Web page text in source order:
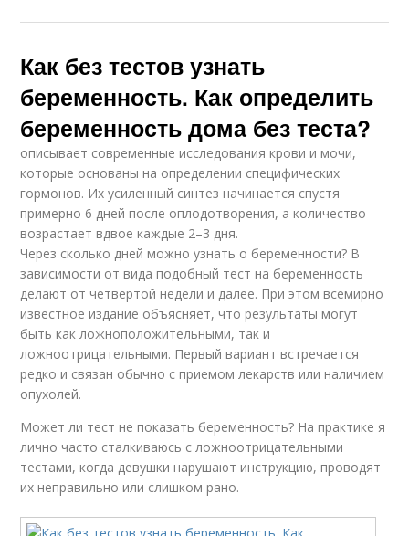
Как без тестов узнать
беременность. Как определить
беременность дома без теста?
описывает современные исследования крови и мочи,
которые основаны на определении специфических
гормонов. Их усиленный синтез начинается спустя
примерно 6 дней после оплодотворения, а количество
возрастает вдвое каждые 2–3 дня.
Через сколько дней можно узнать о беременности? В
зависимости от вида подобный тест на беременность
делают от четвертой недели и далее. При этом всемирно
известное издание объясняет, что результаты могут
быть как ложноположительными, так и
ложноотрицательными. Первый вариант встречается
редко и связан обычно с приемом лекарств или наличием
опухолей.
Может ли тест не показать беременность? На практике я
лично часто сталкиваюсь с ложноотрицательными
тестами, когда девушки нарушают инструкцию, проводят
их неправильно или слишком рано.